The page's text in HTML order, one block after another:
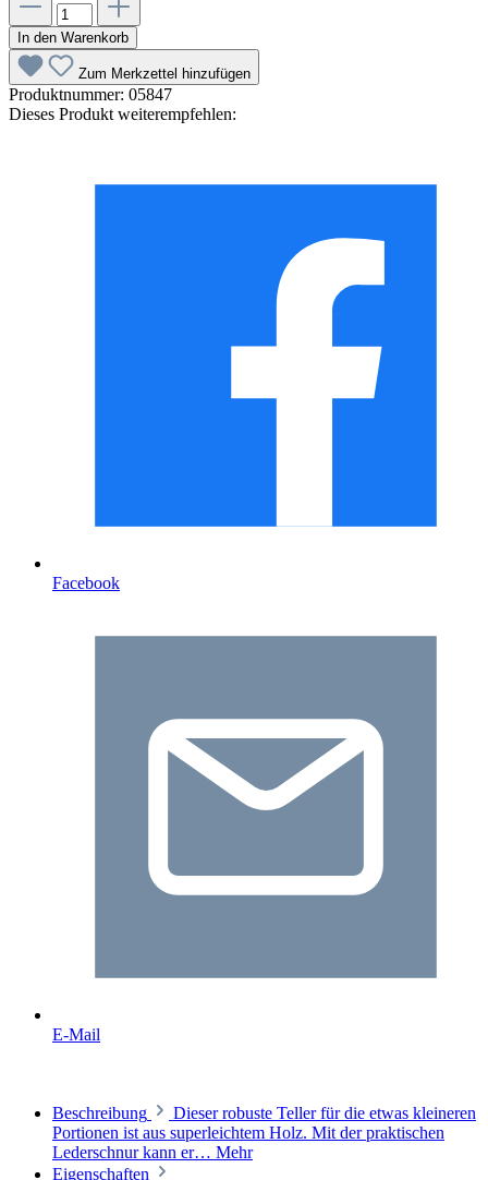
In den Warenkorb
Zum Merkzettel hinzufügen
Produktnummer: 05847
Dieses Produkt weiterempfehlen:
Facebook
E-Mail
Beschreibung
Dieser robuste Teller für die etwas kleineren
Portionen ist aus superleichtem Holz. Mit der praktischen
Lederschnur kann er… Mehr
Eigenschaften